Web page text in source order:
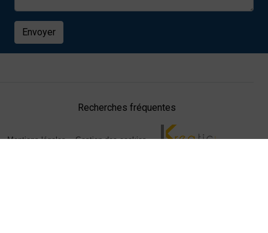
Envoyer
Recherches fréquentes
Mentions légales Gestion des cookies